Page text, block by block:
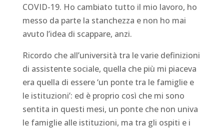
COVID-19. Ho cambiato tutto il mio lavoro, ho
messo da parte la stanchezza e non ho mai
avuto l’idea di scappare, anzi.
Ricordo che all’università tra le varie definizioni
di assistente sociale, quella che più mi piaceva
era quella di essere ‘un ponte tra le famiglie e
le istituzioni’: ed è proprio così che mi sono
sentita in questi mesi, un ponte che non univa
le famiglie alle istituzioni, ma tra gli ospiti e i